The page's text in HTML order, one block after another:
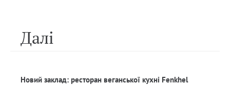
Далi
Новий заклад: ресторан веганської кухні Fenkhel